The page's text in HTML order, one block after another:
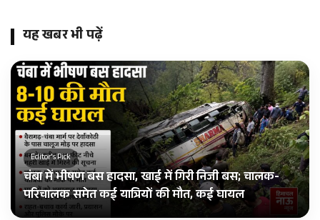
यह खबर भी पढ़ें
Editor's Pick
चंबा में भीषण बस हादसा, खाई में गिरी निजी बस; चालक-
परिचालक समेत कई यात्रियों की मौत, कई घायल